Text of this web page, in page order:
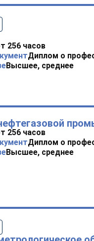
256 часов
Диплом о
Высшее, среднее
256 часов
Диплом о
Высшее, среднее